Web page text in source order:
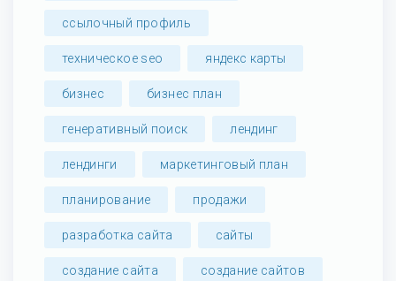
ссылочный профиль
техническое seo яндекс карты
бизнес бизнес план
генеративный поиск лендинг
лендинги маркетинговый план
планирование продажи
разработка сайта сайты
создание сайта создание сайтов